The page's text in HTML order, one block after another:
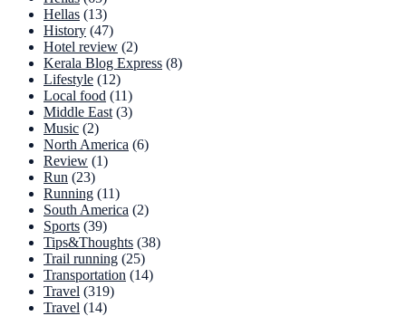
Hellas (13)
History (47)
Hotel review (2)
Kerala Blog Express (8)
Lifestyle (12)
Local food (11)
Middle East (3)
Music (2)
North America (6)
Review (1)
Run (23)
Running (11)
South America (2)
Sports (39)
Tips&Thoughts (38)
Trail running (25)
Transportation (14)
Travel (319)
Travel (14)